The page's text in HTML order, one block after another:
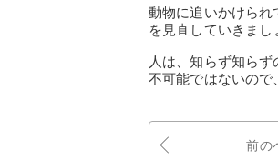
動物に追いかけられ
を見直していきまし
人は、知らず知ら
不可能ではないので
前の